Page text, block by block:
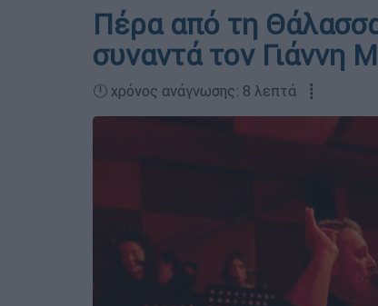
Πέρα από τη
συναντά τον Γιάννη
🕛 χρόνος ανάγνωσης: 8 λεπτά ┋